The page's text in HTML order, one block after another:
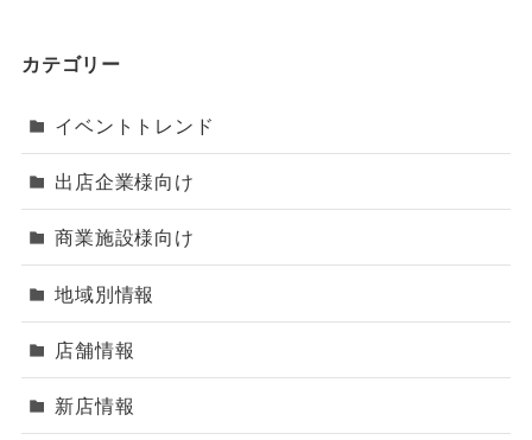
カテゴリー
イベントトレンド
出店企業様向け
商業施設様向け
地域別情報
店舗情報
新店情報